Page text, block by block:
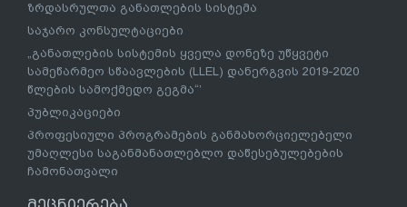
ზრდასრულთა განათლების სისტემა
საჯარო კონსულტაციები
„განათლების სისტემის ყველა დონეზე უწყვეტი
სამეწარმეო სწაავლების (LLEL) დანერგვის 2019-2020
წლების სამოქმედო გეგმა“’
პუბლიკაციები
პროფესიული პროგრამების განმახორციელებელი
უმაღლესი საგანმანათლებლო დაწესებულებების
ჩამონათვალი